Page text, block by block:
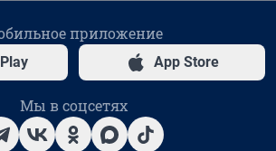
приложение
App Store
Мы в соцсетях